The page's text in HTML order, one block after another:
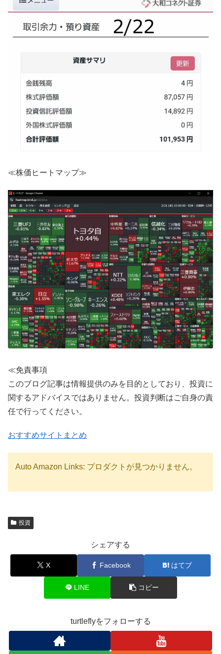
≪株価ヒートマップ≫
≪免責事項
このブログ記事は情報提供のみを目的としており、投資に
関するアドバイスではありません。投資判断はご自身の責
任で行ってください。
おすすめサイトまとめ
Auto Amazon Links: プロダクトが見つかりません。
投資
シェアする
X Facebook はてブ
LINE コピー
turtleflyをフォローする